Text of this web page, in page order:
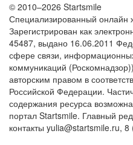
© 2010–2026 Startsmile
Специализированный онлайн
Зарегистрирован как
45487, выдано 16.06.2011
сфере связи,
коммуникаций
авторским правом в
Российской Федерации.
содержания ресурса
портал Startsmile. Главный
контакты yulia@startsmile.ru,